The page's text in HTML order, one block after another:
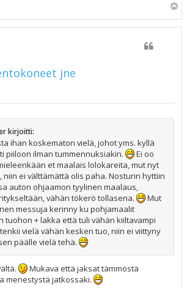
ö
jne
kirjoitti:
ihan koskematon vielä, johot yms. kyllä
piiloon ilman tummennuksiakin.
Ei oo
et maalais lolokareita, mut nyt
niin ei välttämättä olis paha. Nosturin hyttiin
auton ohjaamon tyylinen maalaus,
vähän tökerö tollasena.
Mut
messuja kerinny ku pohjamaalit
tuohon + lakka että tuli vähän kiiltavampi
vielä vähän kesken tuo, niin ei viittyny
päälle vielä tehä.
Mukava että jaksat tämmöstä
menestystä jatkossaki.